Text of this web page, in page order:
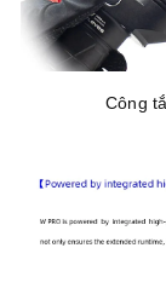
Công